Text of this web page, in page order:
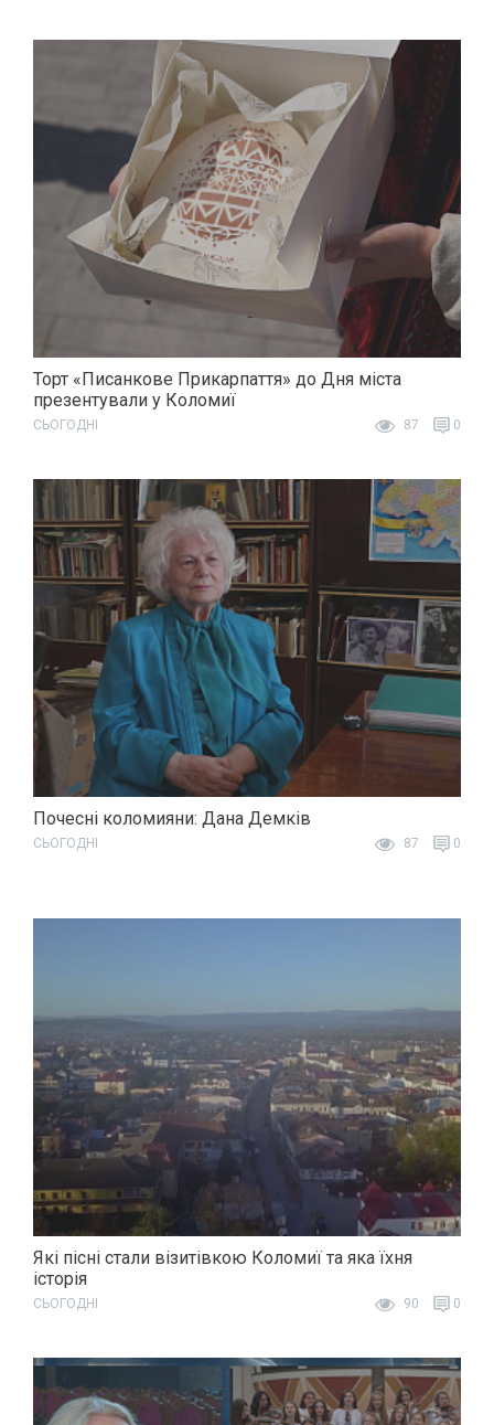
Торт «Писанкове Прикарпаття» до Дня міста
презентували у Коломиї
СЬОГОДНІ 87 0
Почесні коломияни: Дана Демків
СЬОГОДНІ 87 0
Які пісні стали візитівкою Коломиї та яка їхня
історія
СЬОГОДНІ 90 0